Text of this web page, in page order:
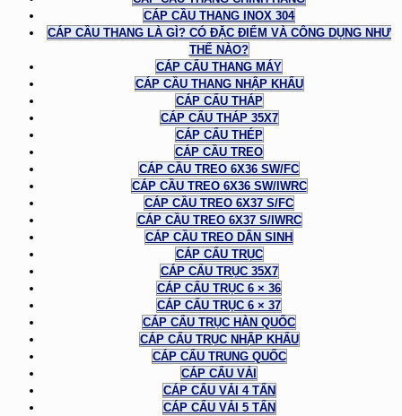
CÁP CẦU THANG INOX 304
CÁP CẦU THANG LÀ GÌ? CÓ ĐẶC ĐIỂM VÀ CÔNG DỤNG NHƯ
THẾ NÀO?
CÁP CẨU THANG MÁY
CÁP CẦU THANG NHẬP KHẨU
CÁP CẨU THÁP
CÁP CẨU THÁP 35X7
CÁP CẨU THÉP
CÁP CẦU TREO
CÁP CẦU TREO 6X36 SW/FC
CÁP CẦU TREO 6X36 SW/IWRC
CÁP CẦU TREO 6X37 S/FC
CÁP CẦU TREO 6X37 S/IWRC
CÁP CẦU TREO DÂN SINH
CÁP CẨU TRỤC
CÁP CẨU TRỤC 35X7
CÁP CẨU TRỤC 6 × 36
CÁP CẨU TRỤC 6 × 37
CÁP CẨU TRỤC HÀN QUỐC
CÁP CẨU TRỤC NHẬP KHẨU
CÁP CẨU TRUNG QUỐC
CÁP CẨU VẢI
CÁP CẨU VẢI 4 TẤN
CÁP CẨU VẢI 5 TẤN